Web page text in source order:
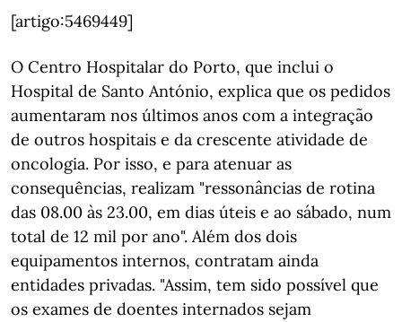
[artigo:5469449]
O Centro Hospitalar do Porto, que inclui o
Hospital de Santo António, explica que os pedidos
aumentaram nos últimos anos com a integração
de outros hospitais e da crescente atividade de
oncologia. Por isso, e para atenuar as
consequências, realizam "ressonâncias de rotina
das 08.00 às 23.00, em dias úteis e ao sábado, num
total de 12 mil por ano". Além dos dois
equipamentos internos, contratam ainda
entidades privadas. "Assim, tem sido possível que
os exames de doentes internados sejam